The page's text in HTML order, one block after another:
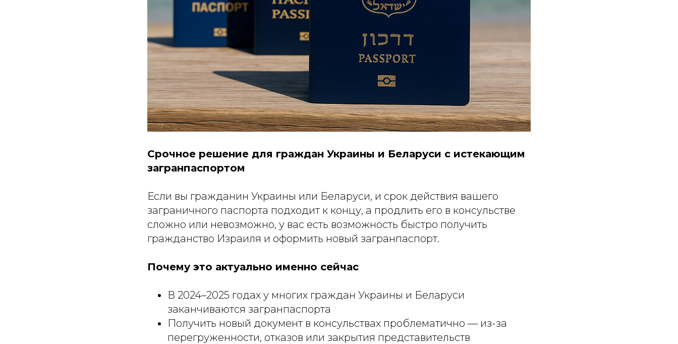
Срочное решение для граждан Украины и Беларуси с истекающим
загранпаспортом
Если вы гражданин Украины или Беларуси, и срок действия вашего
заграничного паспорта подходит к концу, а продлить его в консульстве
сложно или невозможно, у вас есть возможность быстро получить
гражданство Израиля и оформить новый загранпаспорт.
Почему это актуально именно сейчас
В 2024–2025 годах у многих граждан Украины и Беларуси
заканчиваются загранпаспорта
Получить новый документ в консульствах проблематично — из-за
перегруженности, отказов или закрытия представительств